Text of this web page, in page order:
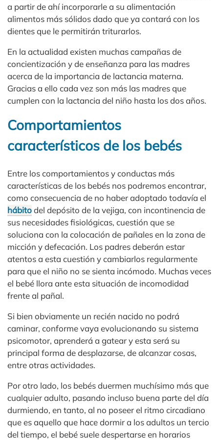
a partir de ahí incorporarle a su alimentación
alimentos más sólidos dado que ya contará con los
dientes que le permitirán triturarlos.
En la actualidad existen muchas campañas de
concientización y de enseñanza para las madres
acerca de la importancia de lactancia materna.
Gracias a ello cada vez son más las madres que
cumplen con la lactancia del niño hasta los dos años.
Comportamientos
característicos de los bebés
Entre los comportamientos y conductas más
características de los bebés nos podremos encontrar,
como consecuencia de no haber adoptado todavía el
hábitodel depósito de la vejiga, con incontinencia de
sus necesidades fisiológicas, cuestión que se
soluciona con la colocación de pañales en la zona de
micción y defecación. Los padres deberán estar
atentos a esta cuestión y cambiarlos regularmente
para que el niño no se sienta incómodo. Muchas veces
el bebé llora ante esta situación de incomodidad
frente al pañal.
Si bien obviamente un recién nacido no podrá
caminar, conforme vaya evolucionando su sistema
psicomotor, aprenderá a gatear y esta será su
principal forma de desplazarse, de alcanzar cosas,
entre otras actividades.
Por otro lado, los bebés duermen muchísimo más que
cualquier adulto, pasando incluso buena parte del día
durmiendo, en tanto, al no poseer el ritmo circadiano
que es aquello que hace dormir a los adultos un tercio
del tiempo, el bebé suele despertarse en horarios